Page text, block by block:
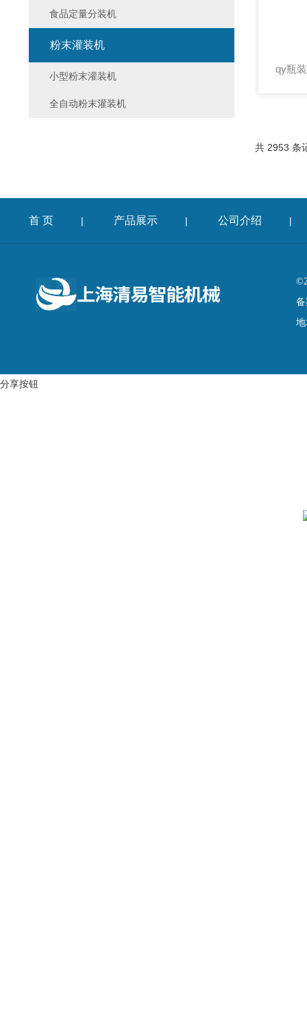
共 2953 条
食品定量分装机
粉末灌装机
小型粉末灌装机
全自动粉末灌装机
首 页 | 产品展示 | 公司介绍 |
备
分享按钮